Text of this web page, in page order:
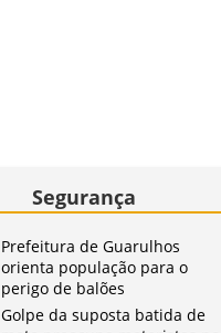
Segurança
Prefeitura de Guarulhos
orienta população para o
perigo de balões
Golpe da suposta batida de